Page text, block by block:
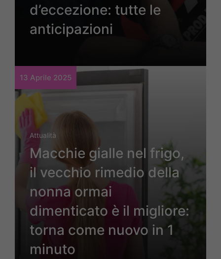
d’eccezione: tutte le
anticipazioni
13 Aprile 2025
Attualità
Macchie gialle nel frigo,
il vecchio rimedio della
nonna ormai
dimenticato è il migliore:
torna come nuovo in 1
minuto